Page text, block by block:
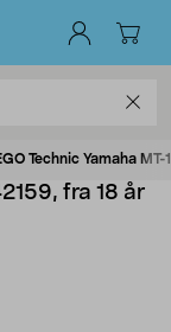
Technic Yamaha
fra 18 år